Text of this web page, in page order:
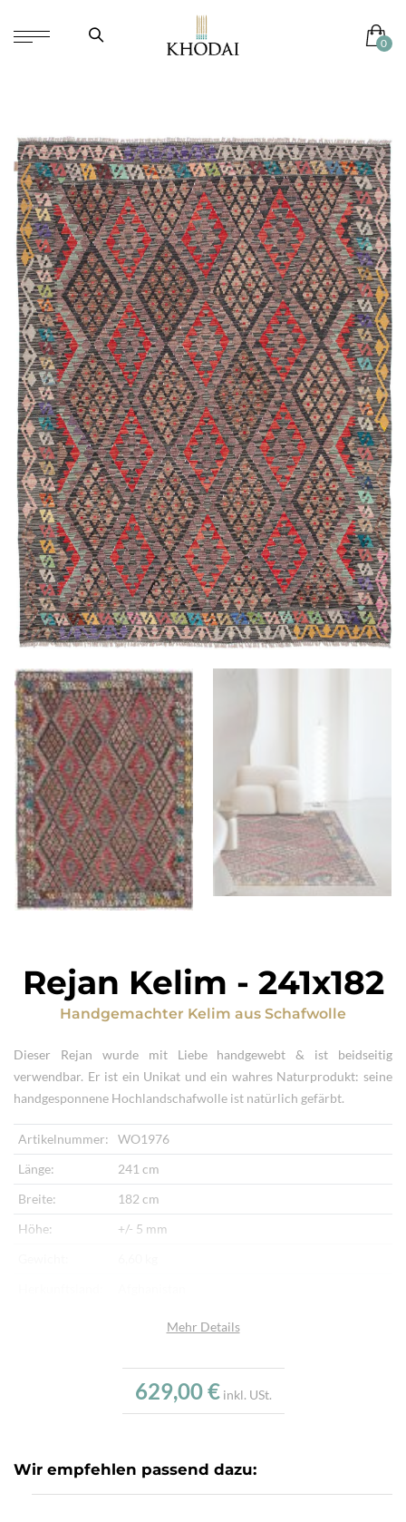
Rejan Kelim - 241x182
Handgemachter Kelim aus Schafwolle
Dieser Rejan wurde mit Liebe handgewebt & ist beidseitig
verwendbar. Er ist ein Unikat und ein wahres Naturprodukt: seine
handgesponnene Hochlandschafwolle ist natürlich gefärbt.
Artikelnummer:
WO1976
Länge:
241 cm
Breite:
182 cm
Höhe:
+/- 5 mm
Handgewebt
Hand gewebt, Beidseitig verwendbar
Mehr Details
629,00 € inkl. USt.
Wir empfehlen passend dazu: